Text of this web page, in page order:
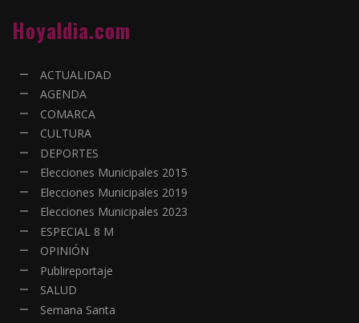
Hoyaldia.com
ACTUALIDAD
AGENDA
COMARCA
CULTURA
DEPORTES
Elecciones Municipales 2015
Elecciones Municipales 2019
Elecciones Municipales 2023
ESPECIAL 8 M
OPINIÓN
Publireportaje
SALUD
Semana Santa